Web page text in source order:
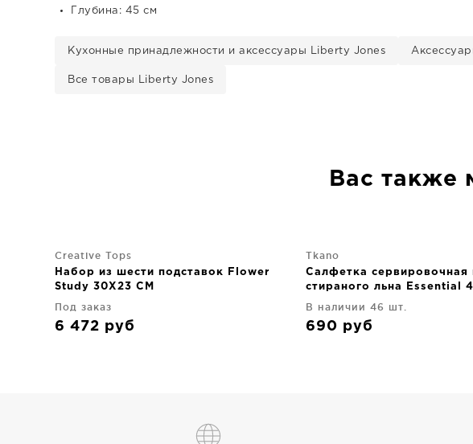
Глубина: 45 см
Кухонные принадлежности и аксессуары Liberty Jones
Все товары Liberty Jones
Вас также
Creative Tops
Набор из шести подставок Flower
Study 30X23 CM
Под заказ
6 472 руб
Tkano
Салфетка сервировочная
стираного льна Essential
В наличии 46 шт.
690 руб